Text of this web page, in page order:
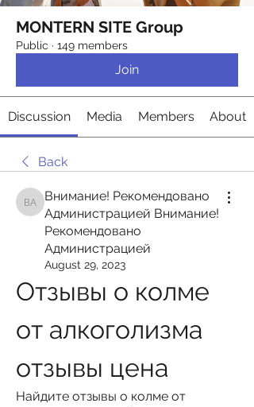
MONTERN SITE Group
Public · 149 members
Join
Discussion Media Members About
Back
Внимание! Рекомендовано Администрацией
Внимание! Рекомендовано
Администрацией Внимание!
Рекомендовано
Администрацией
August 29, 2023
Отзывы о колме
от алкоголизма
отзывы цена
Найдите отзывы о колме от